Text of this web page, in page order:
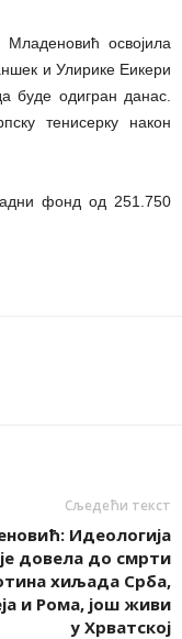
освојила
и Улирике Еикери
буде одигран данас.
тенисерку након
фонд од 251.750
Сљедећи текст
Идеологија
је довела до смрти
хиљада Срба,
и Рома, још живи
у Хрватској